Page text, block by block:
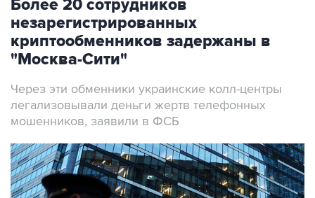
криптообменников задержаны в
"Москва-Сити"
Через эти обменники украинские колл-центры
мошенников, заявили в ФСБ